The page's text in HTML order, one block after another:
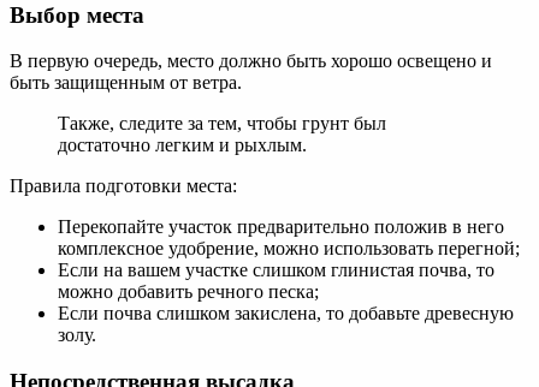
Выбор места
В первую очередь, место должно быть хорошо освещено и
быть защищенным от ветра.
Также, следите за тем, чтобы грунт был
достаточно легким и рыхлым.
Правила подготовки места:
Перекопайте участок предварительно положив в него
комплексное удобрение, можно использовать перегной;
Если на вашем участке слишком глинистая почва, то
можно добавить речного песка;
Если почва слишком закислена, то добавьте древесную
золу.
Непосредственная высадка